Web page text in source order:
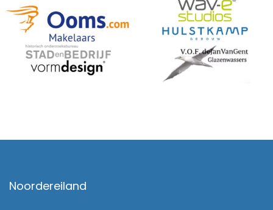
Noordereiland